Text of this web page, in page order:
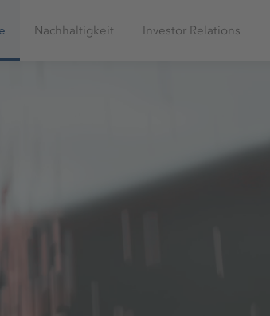
Nachhaltigkeit Investor Relations